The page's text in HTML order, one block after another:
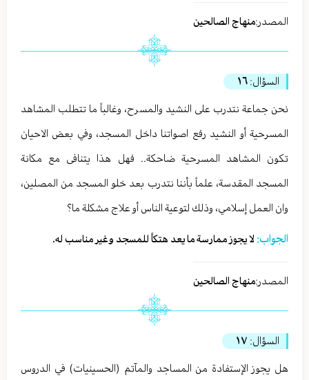
المصدر:منهاج الصالحين
السؤال: ١٦
نحن جماعة نتدرب على النشيد والمسرح، وغالباً ما تتطلب المشاهد
المسرحية أو النشيد رفع اصواتنا داخل المسجد، وفي بعض الاحيان
تكون المشاهد المسرحية ضاحكة.. فهل هذا يتنافى مع مكانة
المسجد المقدسة، علماً بأننا نتدرب بعد خلو المسجد من المصلين،
وان العمل إسلامي، وذلك لتوعية الناس أو علاج مشكلة ما؟
الجواب: لا يجوز ممارسة ما يعد هتكاً للمسجد وغير مناسب له.
المصدر:منهاج الصالحين
السؤال: ١٧
هل يجوز الإستفادة من المساجد والمآتم (الحسينيات) في الدروس